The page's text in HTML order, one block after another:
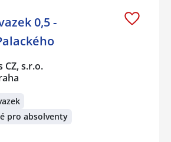
0,5 -
CZ, s.r.o.
pro absolventy